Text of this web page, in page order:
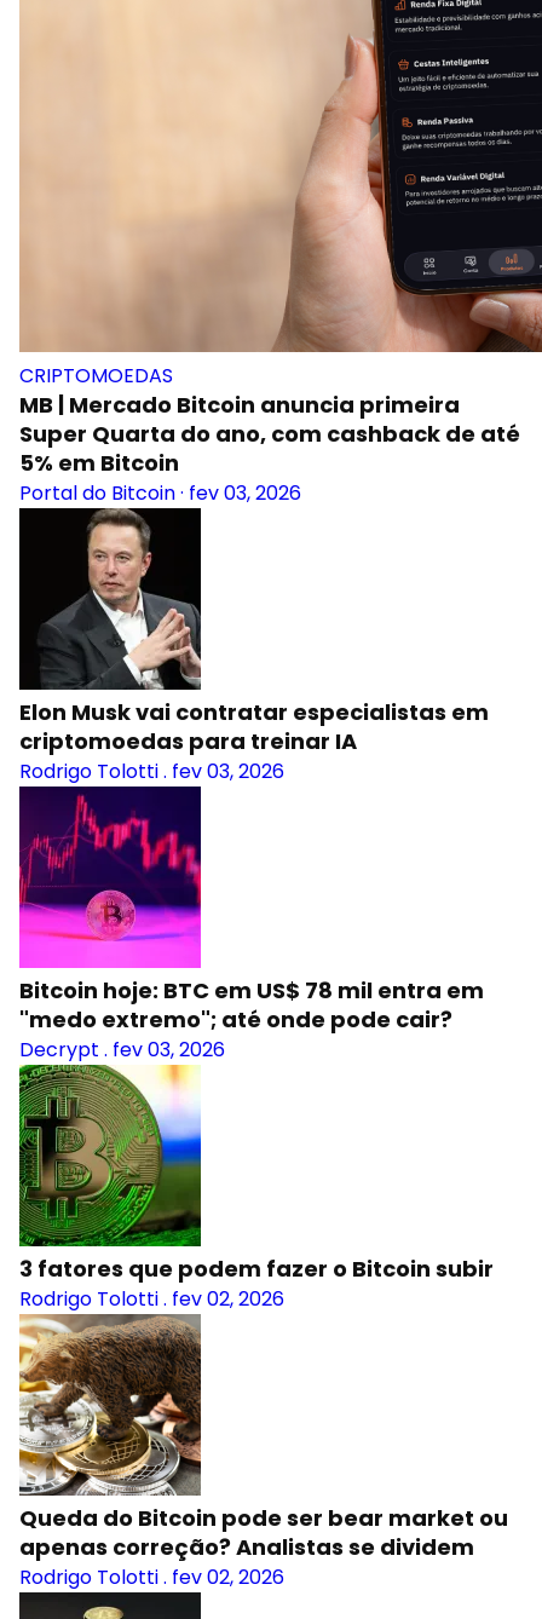
CRIPTOMOEDAS
MB | Mercado Bitcoin anuncia primeira
Super Quarta do ano, com cashback de até
5% em Bitcoin
Portal do Bitcoin· fev 03, 2026
Elon Musk vai contratar especialistas em
criptomoedas para treinar IA
Rodrigo Tolotti. fev 03, 2026
Bitcoin hoje: BTC em US$ 78 mil entra em
"medo extremo"; até onde pode cair?
Decrypt . fev 03, 2026
3 fatores que podem fazer o Bitcoin subir
Rodrigo Tolotti. fev 02, 2026
Queda do Bitcoin pode ser bear market ou
apenas correção? Analistas se dividem
Rodrigo Tolotti. fev 02, 2026